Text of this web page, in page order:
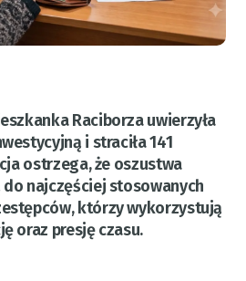
Raciborza uwierzyła
i straciła 141
ostrzega, że oszustwa
najczęściej stosowanych
którzy wykorzystują
oraz presję czasu.